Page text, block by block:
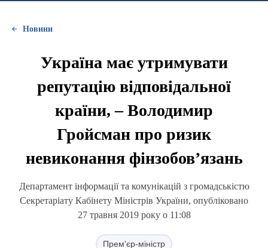
Новини
Україна має утримувати
репутацію відповідальної
країни, – Володимир
Гройсман про ризик
невиконання фінзобов’язань
Департамент інформації та комунікацій з громадськістю
Секретаріату Кабінету Міністрів України, опубліковано
27 травня 2019 року о 11:08
Прем'єр-міністр